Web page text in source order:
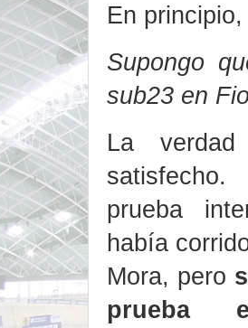
En
Supongo
sub23 en
La
prueba
había
Mora, pero
prueba